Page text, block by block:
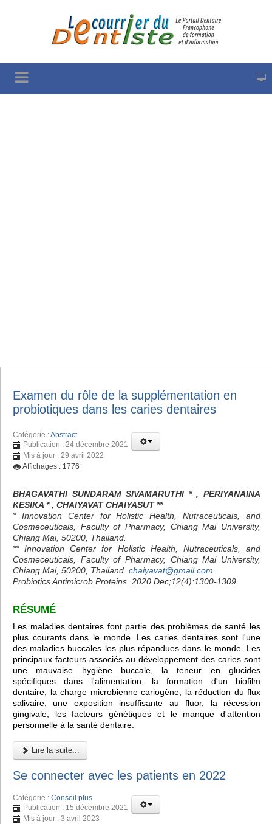
Examen du rôle de la supplémentation en
probiotiques dans les caries dentaires
Catégorie :Abstract
Publication : 24 décembre 2021
Mis à jour : 29 avril 2022
Affichages : 1776
BHAGAVATHI SUNDARAM SIVAMARUTHI * , PERIYANAINA
KESIKA * , CHAIYAVAT CHAIYASUT **
* Innovation Center for Holistic Health, Nutraceuticals, and
Cosmeceuticals, Faculty of Pharmacy, Chiang Mai University,
Chiang Mai, 50200, Thailand.
** Innovation Center for Holistic Health, Nutraceuticals, and
Cosmeceuticals, Faculty of Pharmacy, Chiang Mai University,
Chiang Mai, 50200, Thailand. chaiyavat@gmail.com
Probiotics Antimicrob Proteins. 2020 Dec;12(4):1300-1309.
RÉSUMÉ
Les maladies dentaires font partie des problèmes de santé les
plus courants dans le monde. Les caries dentaires sont l'une
des maladies buccales les plus répandues dans le monde. Les
principaux facteurs associés au développement des caries sont
une mauvaise hygiène buccale, la teneur en glucides
spécifiques dans l'alimentation, la formation d'un biofilm
dentaire, la charge microbienne cariogène, la réduction du flux
salivaire, une exposition insuffisante au fluor, la récession
gingivale, les facteurs génétiques et le manque d'attention
personnelle à la santé dentaire.
Lire la suite...
Se connecter avec les patients en 2022
Catégorie : Conseil plus
Publication : 15 décembre 2021
Mis à jour : 3 avril 2023